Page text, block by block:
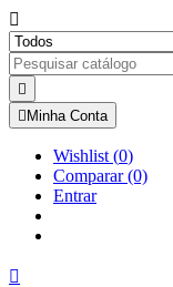


 Minha Conta
Wishlist (0)
Comparar(0)
Entrar
